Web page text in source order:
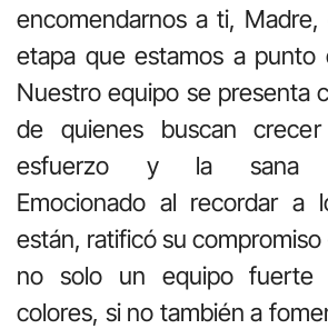
encomendarnos a ti,
etapa que estamos a punto
Nuestro equipo se presenta
de quienes buscan
esfuerzo y la sana
Emocionado al recordar a
están, ratificó su
no solo un equipo fuerte
colores, si no también a